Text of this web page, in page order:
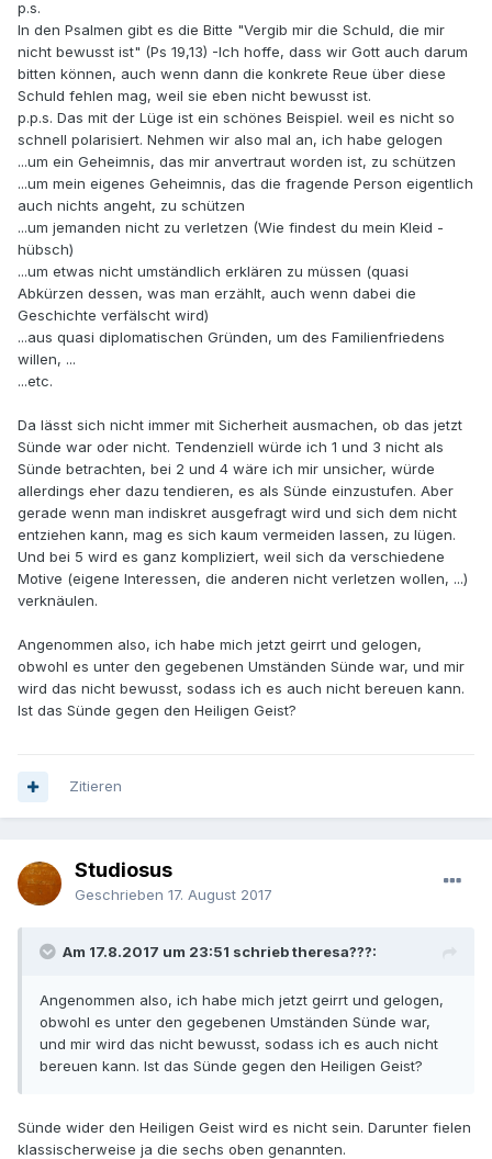
p.s.
In den Psalmen gibt es die Bitte "Vergib mir die Schuld, die mir
nicht bewusst ist" (Ps 19,13) -Ich hoffe, dass wir Gott auch darum
bitten können, auch wenn dann die konkrete Reue über diese
Schuld fehlen mag, weil sie eben nicht bewusst ist.
p.p.s. Das mit der Lüge ist ein schönes Beispiel. weil es nicht so
schnell polarisiert. Nehmen wir also mal an, ich habe gelogen
...um ein Geheimnis, das mir anvertraut worden ist, zu schützen
...um mein eigenes Geheimnis, das die fragende Person eigentlich
auch nichts angeht, zu schützen
...um jemanden nicht zu verletzen (Wie findest du mein Kleid -
hübsch)
...um etwas nicht umständlich erklären zu müssen (quasi
Abkürzen dessen, was man erzählt, auch wenn dabei die
Geschichte verfälscht wird)
...aus quasi diplomatischen Gründen, um des Familienfriedens
willen, ...
...etc.
Da lässt sich nicht immer mit Sicherheit ausmachen, ob das jetzt
Sünde war oder nicht. Tendenziell würde ich 1 und 3 nicht als
Sünde betrachten, bei 2 und 4 wäre ich mir unsicher, würde
allerdings eher dazu tendieren, es als Sünde einzustufen. Aber
gerade wenn man indiskret ausgefragt wird und sich dem nicht
entziehen kann, mag es sich kaum vermeiden lassen, zu lügen.
Und bei 5 wird es ganz kompliziert, weil sich da verschiedene
Motive (eigene Interessen, die anderen nicht verletzen wollen, ...)
verknäulen.
Angenommen also, ich habe mich jetzt geirrt und gelogen,
obwohl es unter den gegebenen Umständen Sünde war, und mir
wird das nicht bewusst, sodass ich es auch nicht bereuen kann.
Ist das Sünde gegen den Heiligen Geist?
Zitieren
Studiosus
Geschrieben 17. August 2017
Am 17.8.2017 um 23:51 schrieb theresa???:
Angenommen also, ich habe mich jetzt geirrt und gelogen,
obwohl es unter den gegebenen Umständen Sünde war,
und mir wird das nicht bewusst, sodass ich es auch nicht
bereuen kann. Ist das Sünde gegen den Heiligen Geist?
Sünde wider den Heiligen Geist wird es nicht sein. Darunter fielen
klassischerweise ja die sechs oben genannten.